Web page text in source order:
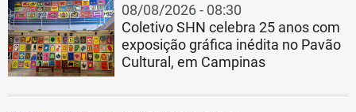
08/08/2026 - 08:30
Coletivo SHN celebra 25 anos com
exposição gráfica inédita no Pavão
Cultural, em Campinas